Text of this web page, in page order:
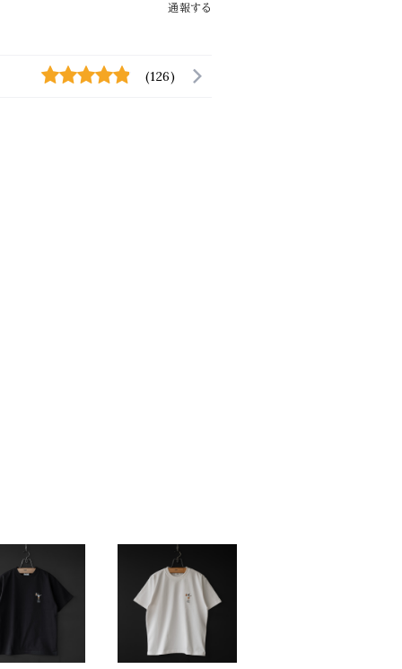
通報する
(126)